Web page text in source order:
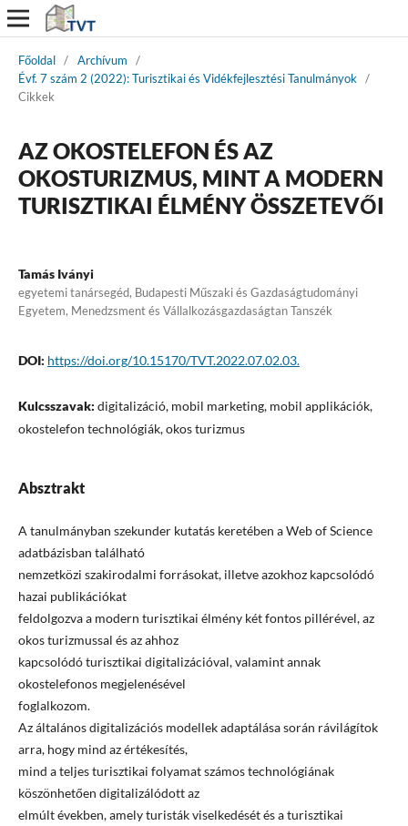
Főoldal / Archívum
/
Évf. 7 szám 2 (2022): Turisztikai és Vidékfejlesztési Tanulmányok /
Cikkek
AZ OKOSTELEFON ÉS AZ
OKOSTURIZMUS, MINT A MODERN
TURISZTIKAI ÉLMÉNY ÖSSZETEVŐI
Tamás Iványi
egyetemi tanársegéd, Budapesti Műszaki és Gazdaságtudományi
Egyetem, Menedzsment és Vállalkozásgazdaságtan Tanszék
DOI: https://doi.org/10.15170/TVT.2022.07.02.03.
Kulcsszavak: digitalizáció, mobil marketing, mobil applikációk,
okostelefon technológiák, okos turizmus
Absztrakt
A tanulmányban szekunder kutatás keretében a Web of Science
adatbázisban található
nemzetközi szakirodalmi forrásokat, illetve azokhoz kapcsolódó
hazai publikációkat
feldolgozva a modern turisztikai élmény két fontos pillérével, az
okos turizmussal és az ahhoz
kapcsolódó turisztikai digitalizációval, valamint annak
okostelefonos megjelenésével
foglalkozom.
Az általános digitalizációs modellek adaptálása során rávilágítok
arra, hogy mind az értékesítés,
mind a teljes turisztikai folyamat számos technológiának
köszönhetően digitalizálódott az
elmúlt években, amely turisták viselkedését és a turisztikai